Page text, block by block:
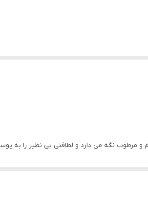
و مرطوب نگه می دارد و لطافتی بی نظیر را به